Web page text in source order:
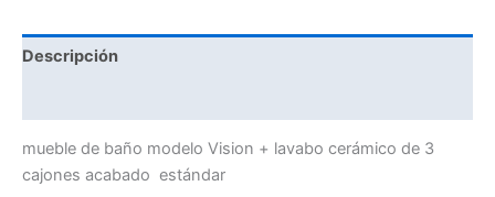
Descripción
mueble de baño modelo Vision + lavabo cerámico de 3
cajones acabado estándar